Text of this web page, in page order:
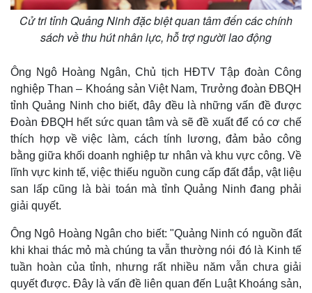
Thể thao
Lịch thi đấu bóng đá
Thế giới thể thao
eSports
Hậu trường
Xe máy
Tư vấn
Cử tri tỉnh Quảng Ninh đặc biệt quan tâm đến các chính
sách về thu hút nhân lực, hỗ trợ người lao động
Ông Ngô Hoàng Ngân, Chủ tịch HĐTV Tập đoàn Công
nghiệp Than – Khoáng sản Việt Nam, Trưởng đoàn ĐBQH
tỉnh Quảng Ninh cho biết, đây đều là những vấn đề được
Đoàn ĐBQH hết sức quan tâm và sẽ đề xuất để có cơ chế
thích hợp về việc làm, cách tính lương, đảm bảo công
bằng giữa khối doanh nghiệp tư nhân và khu vực công. Về
lĩnh vực kinh tế, việc thiếu nguồn cung cấp đất đắp, vật liệu
san lấp cũng là bài toán mà tỉnh Quảng Ninh đang phải
giải quyết.
Ông Ngô Hoàng Ngân cho biết: "Quảng Ninh có nguồn đất
khi khai thác mỏ mà chúng ta vẫn thường nói đó là Kinh tế
tuần hoàn của tỉnh, nhưng rất nhiều năm vẫn chưa giải
quyết được. Đây là vấn đề liên quan đến Luật Khoáng sản,